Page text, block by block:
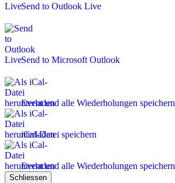
Send to Outlook Live
Send to Microsoft Outlook
Event und alle Wiederholungen speichern
iCal-Datei speichern
Event und alle Wiederholungen speichern
Schliessen